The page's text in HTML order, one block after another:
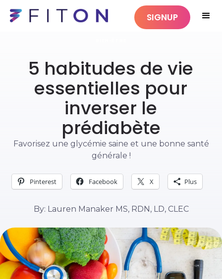
SIGNUP
5 habitudes de vie
essentielles pour
inverser le
prédiabète
Favorisez une glycémie saine et une bonne santé
générale !
Pinterest Facebook X Plus
By: Lauren Manaker MS, RDN, LD, CLEC